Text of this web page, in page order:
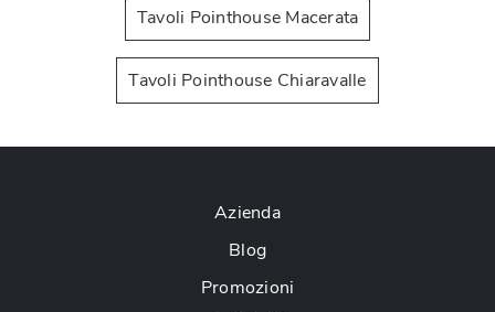
Tavoli Pointhouse Macerata
Tavoli Pointhouse Chiaravalle
Azienda
Blog
Promozioni